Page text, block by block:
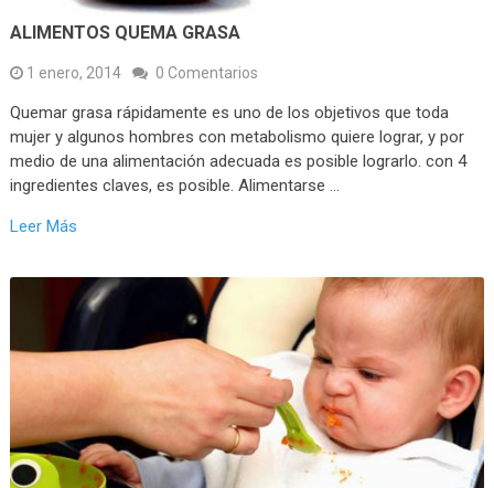
ALIMENTOS QUEMA GRASA
1 enero, 2014 0 Comentarios
Quemar grasa rápidamente es uno de los objetivos que toda
mujer y algunos hombres con metabolismo quiere lograr, y por
medio de una alimentación adecuada es posible lograrlo. con 4
ingredientes claves, es posible. Alimentarse …
Leer Más